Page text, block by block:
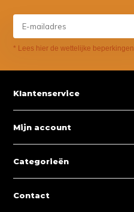
* Lees hier de wettelijke beperkingen
Klantenservice
Mijn account
Categorieën
Contact